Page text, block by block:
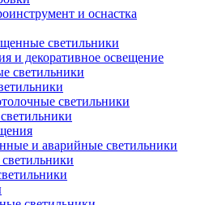
и оснастка
светильники
и декоративное освещение
светильники
светильники
и аварийные светильники